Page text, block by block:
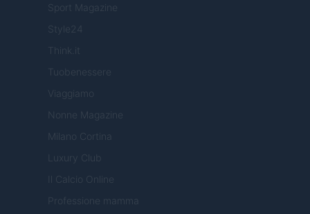
Sport Magazine
Style24
Think.it
Tuobenessere
Viaggiamo
Nonne Magazine
Milano Cortina
Luxury Club
Il Calcio Online
Professione mamma